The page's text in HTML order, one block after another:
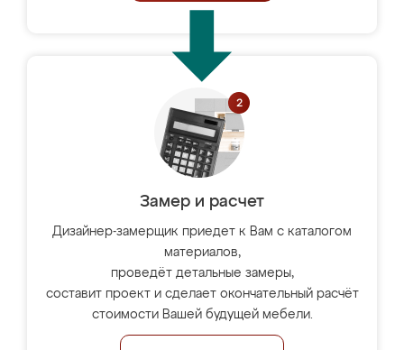
Замер и расчет
Дизайнер-замерщик приедет к Вам с каталогом
материалов,
проведёт детальные замеры,
составит проект и сделает окончательный расчёт
стоимости Вашей будущей мебели.